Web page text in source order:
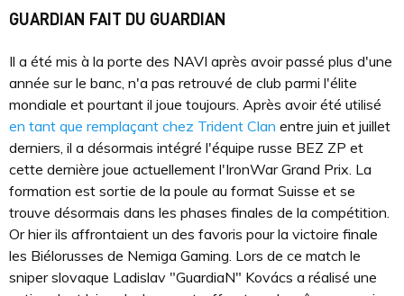
GUARDIAN FAIT DU GUARDIAN
Il a été mis à la porte des NAVI après avoir passé plus d'une
année sur le banc, n'a pas retrouvé de club parmi l'élite
mondiale et pourtant il joue toujours. Après avoir été utilisé
en tant que remplaçant chez Trident Clan entre juin et juillet
derniers, il a désormais intégré l'équipe russe BEZ ZP et
cette dernière joue actuellement l'IronWar Grand Prix. La
formation est sortie de la poule au format Suisse et se
trouve désormais dans les phases finales de la compétition.
Or hier ils affrontaient un des favoris pour la victoire finale
les Biélorusses de Nemiga Gaming. Lors de ce match le
sniper slovaque Ladislav "GuardiaN" Kovács a réalisé une